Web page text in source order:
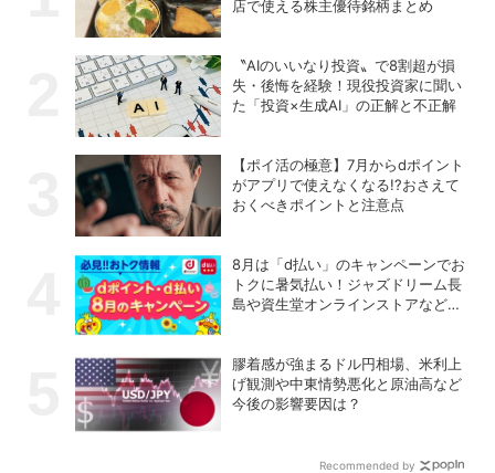
店で使える株主優待銘柄まとめ
〝AIのいいなり投資〟で8割超が損
失・後悔を経験！現役投資家に聞い
た「投資×生成AI」の正解と不正解
【ポイ活の極意】7月からdポイント
がアプリで使えなくなる!?おさえて
おくべきポイントと注意点
8月は「d払い」のキャンペーンでお
トクに暑気払い！ジャズドリーム長
島や資生堂オンラインストアなどに
膠着感が強まるドル円相場、米利上
げ観測や中東情勢悪化と原油高など
今後の影響要因は？
Recommended by